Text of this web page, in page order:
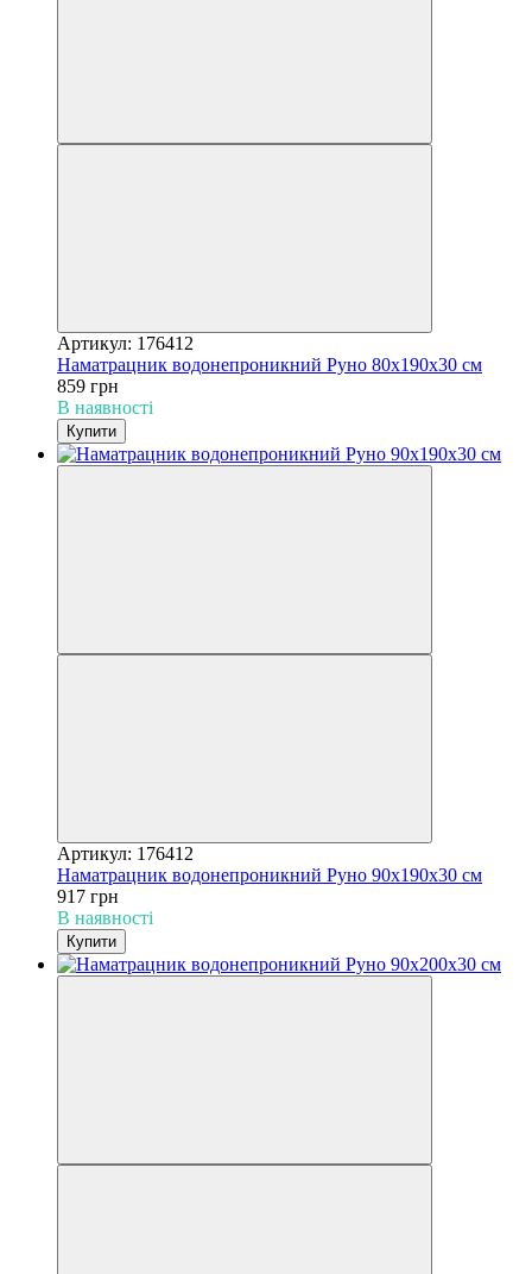
Артикул: 176412
Наматрацник водонепроникний Руно 80х190х30 см
859 грн
В наявності
Купити
Артикул: 176412
Наматрацник водонепроникний Руно 90х190х30 см
917 грн
В наявності
Купити